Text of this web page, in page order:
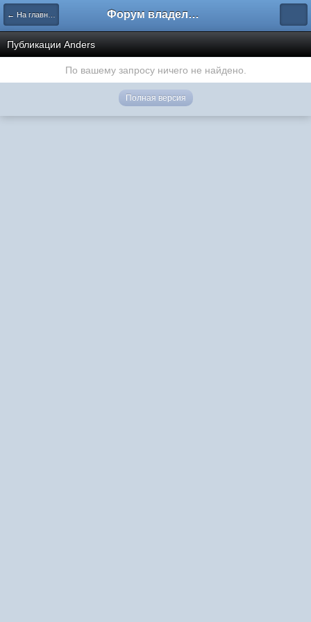
← На главную Форум владельцев интернет-магазинов
Публикации Anders
По вашему запросу ничего не найдено.
Полная версия